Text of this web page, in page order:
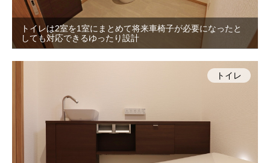
トイレは2室を1室にまとめて将来車椅子が必要になったと
しても対応できるゆったり設計
トイレ